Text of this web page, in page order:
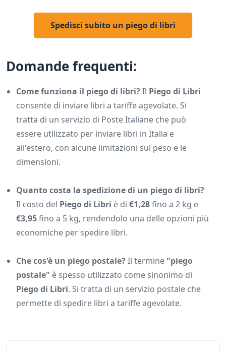
Spedisci subito un piego di libri
Domande frequenti:
Come funziona il piego di libri?Il Piego di Libri
consente di inviare libri a tariffe agevolate. Si
tratta di un servizio di Poste Italiane che può
essere utilizzato per inviare libri in Italia e
all'estero, con alcune limitazioni sul peso e le
dimensioni.
Quanto costa la spedizione di un piego di libri?
Il costo del Piego di Libri è di €1,28fino a 2 kg e
€3,95fino a 5 kg, rendendolo una delle opzioni più
economiche per spedire libri.
Che cos'è un piego postale?Il termine "piego
postale" è spesso utilizzato come sinonimo di
Piego di Libri. Si tratta di un servizio postale che
permette di spedire libri a tariffe agevolate.